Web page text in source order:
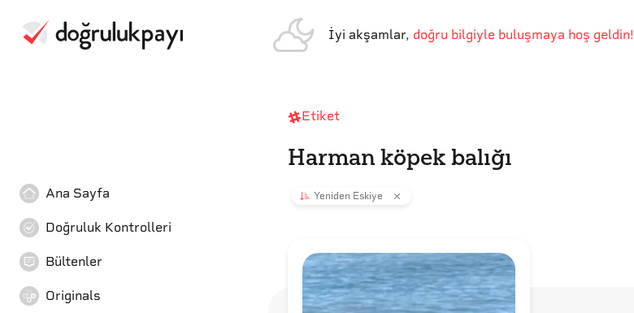
İyi akşamlar, doğru bilgiyle buluşmaya hoş geldin!
Ana Sayfa
Doğruluk Kontrolleri
Bültenler
Originals
Etiket
Harman köpek balığı
Yeniden Eskiye